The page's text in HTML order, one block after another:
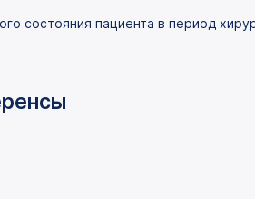
состояния пациента в период